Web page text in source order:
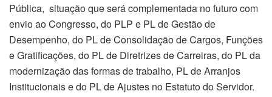
Pública, situação que será complementada no futuro com
envio ao Congresso, do PLP e PL de Gestão de
Desempenho, do PL de Consolidação de Cargos, Funções
e Gratificações, do PL de Diretrizes de Carreiras, do PL da
modernização das formas de trabalho, PL de Arranjos
Institucionais e do PL de Ajustes no Estatuto do Servidor.